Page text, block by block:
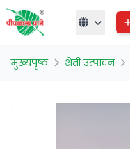
मुख्यपृष्ठ शेती उत्पादन